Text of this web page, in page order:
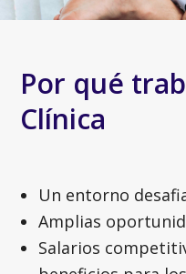
Por qué
Clínica
Un entorno
Amplias
Salarios